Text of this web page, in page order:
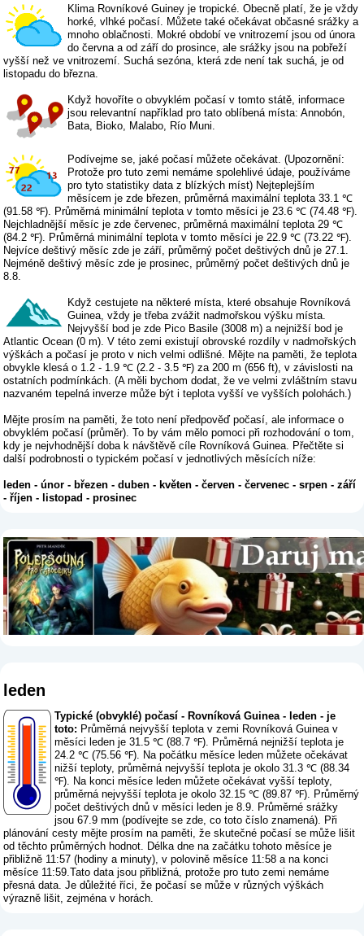
Klima Rovníkové Guiney je tropické. Obecně platí, že je vždy
horké, vlhké počasí. Můžete také očekávat občasné srážky a
mnoho oblačnosti. Mokré období ve vnitrozemí jsou od února
do června a od září do prosince, ale srážky jsou na pobřeží
vyšší než ve vnitrozemí. Suchá sezóna, která zde není tak suchá, je od
listopadu do března.
Když hovoříte o obvyklém počasí v tomto státě, informace
jsou relevantní například pro tato oblíbená místa: Annobón,
Bata, Bioko, Malabo, Río Muni.
Podívejme se, jaké počasí můžete očekávat. (Upozornění:
Protože pro tuto zemi nemáme spolehlivé údaje, používáme
pro tyto statistiky data z blízkých míst) Nejteplejším
měsícem je zde březen, průměrná maximální teplota 33.1 ℃
(91.58 ℉). Průměrná minimální teplota v tomto měsíci je 23.6 ℃ (74.48 ℉).
Nejchladnější měsíc je zde červenec, průměrná maximální teplota 29 ℃
(84.2 ℉). Průměrná minimální teplota v tomto měsíci je 22.9 ℃ (73.22 ℉).
Nejvíce deštivý měsíc zde je září, průměrný počet deštivých dnů je 27.1.
Nejméně deštivý měsíc zde je prosinec, průměrný počet deštivých dnů je
8.8.
Když cestujete na některé místa, které obsahuje Rovníková
Guinea, vždy je třeba zvážit nadmořskou výšku místa.
Nejvyšší bod je zde Pico Basile (3008 m) a nejnižší bod je
Atlantic Ocean (0 m). V této zemi existují obrovské rozdíly v nadmořských
výškách a počasí je proto v nich velmi odlišné. Mějte na paměti, že teplota
obvykle klesá o 1.2 - 1.9 ℃ (2.2 - 3.5 ℉) za 200 m (656 ft), v závislosti na
ostatních podmínkách. (A měli bychom dodat, že ve velmi zvláštním stavu
nazvaném tepelná inverze může být i teplota vyšší ve vyšších polohách.)
Mějte prosím na paměti, že toto není předpověď počasí, ale informace o
obvyklém počasí (průměr). To by vám mělo pomoci při rozhodování o tom,
kdy je nejvhodnější doba k návštěvě cíle Rovníková Guinea. Přečtěte si
další podrobnosti o typickém počasí v jednotlivých měsících níže:
leden -únor -březen -duben -květen -červen -červenec -srpen -září
-říjen -listopad -prosinec
leden
Typické (obvyklé) počasí - Rovníková Guinea - leden - je
toto: Průměrná nejvyšší teplota v zemi Rovníková Guinea v
měsíci leden je 31.5 ℃ (88.7 ℉). Průměrná nejnižší teplota je
24.2 ℃ (75.56 ℉). Na počátku měsíce leden můžete očekávat
nižší teploty, průměrná nejvyšší teplota je okolo 31.3 ℃ (88.34
℉). Na konci měsíce leden můžete očekávat vyšší teploty,
průměrná nejvyšší teplota je okolo 32.15 ℃ (89.87 ℉). Průměrný
počet deštivých dnů v měsíci leden je 8.9. Průměrné srážky
jsou 67.9 mm (podívejte se zde, co toto číslo znamená). Při
plánování cesty mějte prosím na paměti, že skutečné počasí se může lišit
od těchto průměrných hodnot. Délka dne na začátku tohoto měsíce je
přibližně 11:57 (hodiny a minuty), v polovině měsíce 11:58 a na konci
měsíce 11:59.Tato data jsou přibližná, protože pro tuto zemi nemáme
přesná data. Je důležité říci, že počasí se může v různých výškách
výrazně lišit, zejména v horách.